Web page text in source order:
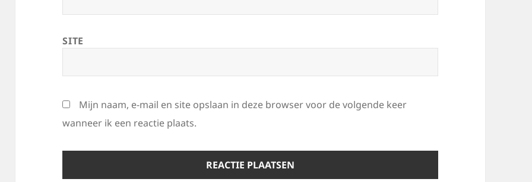
SITE
Mijn naam, e-mail en site opslaan in deze browser voor de volgende keer
wanneer ik een reactie plaats.